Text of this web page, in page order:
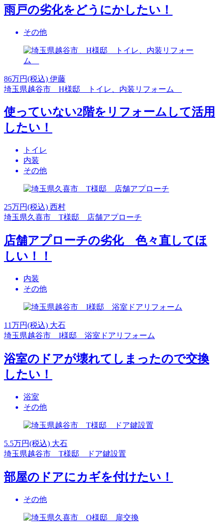
雨戸の劣化をどうにかしたい！
その他
86万円(税込) 伊藤
埼玉県越谷市 H様邸 トイレ、内装リフォーム
使っていない2階をリフォームして活用
したい！
トイレ
内装
その他
25万円(税込) 西村
埼玉県久喜市 T様邸 店舗アプローチ
店舗アプローチの劣化 色々直してほ
しい！！
内装
その他
11万円(税込) 大石
埼玉県越谷市 I様邸 浴室ドアリフォーム
浴室のドアが壊れてしまったので交換
したい！
浴室
その他
5.5万円(税込) 大石
埼玉県越谷市 T様邸 ドア鍵設置
部屋のドアにカギを付けたい！
その他